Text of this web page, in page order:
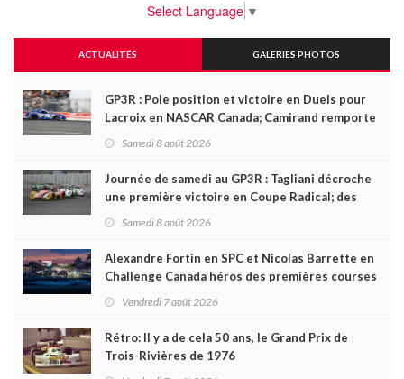
Select Language ▼
ACTUALITÉS GALERIES PHOTOS
GP3R : Pole position et victoire en Duels pour
Lacroix en NASCAR Canada; Camirand remporte
Samedi 8 août 2026
Journée de samedi au GP3R : Tagliani décroche
une première victoire en Coupe Radical; des
Samedi 8 août 2026
Alexandre Fortin en SPC et Nicolas Barrette en
Challenge Canada héros des premières courses
Vendredi 7 août 2026
Rétro: Il y a de cela 50 ans, le Grand Prix de
Trois-Rivières de 1976